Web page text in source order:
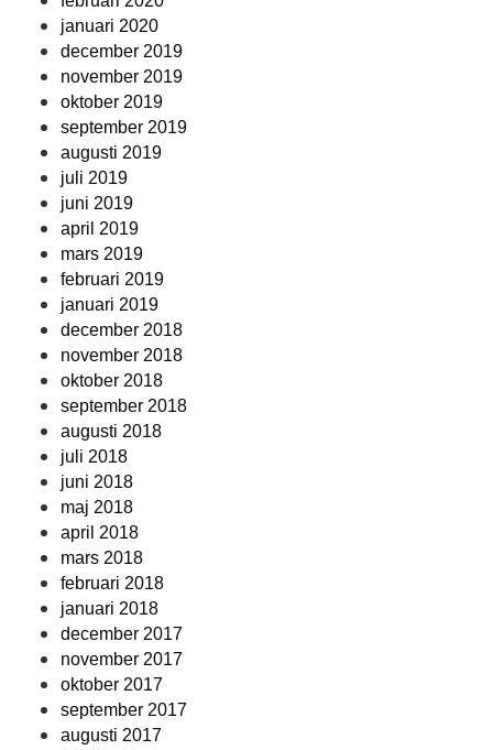
januari 2020
december 2019
november 2019
oktober 2019
september 2019
augusti 2019
juli 2019
juni 2019
april 2019
mars 2019
februari 2019
januari 2019
december 2018
november 2018
oktober 2018
september 2018
augusti 2018
juli 2018
juni 2018
maj 2018
april 2018
mars 2018
februari 2018
januari 2018
december 2017
november 2017
oktober 2017
september 2017
augusti 2017